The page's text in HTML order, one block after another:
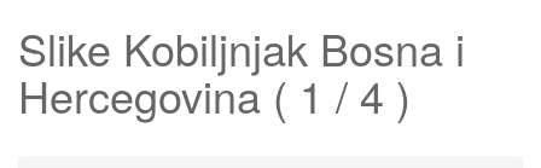
Slike Kobiljnjak Bosna i
Hercegovina ( 1 / 4 )